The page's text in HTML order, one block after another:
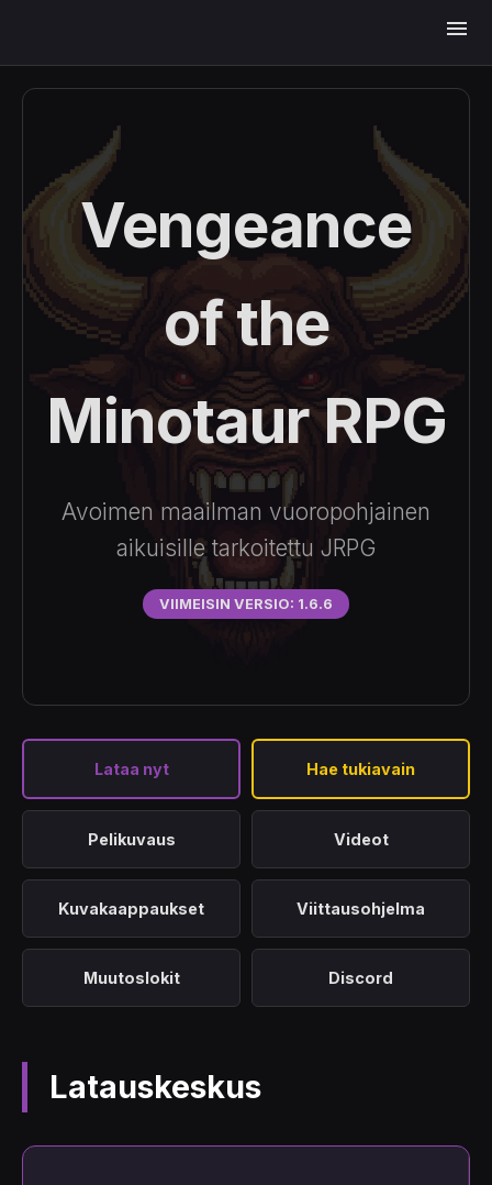
menu
Vengeance
of the
Minotaur RPG
Avoimen maailman vuoropohjainen
aikuisille tarkoitettu JRPG
VIIMEISIN VERSIO: 1.6.6
Lataa nyt Hae tukiavain
Pelikuvaus Videot
Kuvakaappaukset Viittausohjelma
Muutoslokit Discord
Latauskeskus